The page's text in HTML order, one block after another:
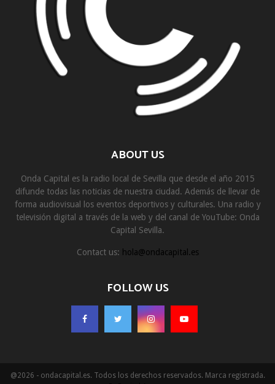
ABOUT US
Onda Capital es la radio local de Sevilla que desde el año 2015
difunde todas las noticias de nuestra ciudad. Además de llevar de
forma audiovisual los eventos deportivos y culturales. Una radio y
televisión digital a través de la web y del canal de YouTube: Onda
Capital Sevilla.
Contact us: hola@ondacapital.es
FOLLOW US
@2026 - ondacapital.es. Todos los derechos reservados. Marca registrada.